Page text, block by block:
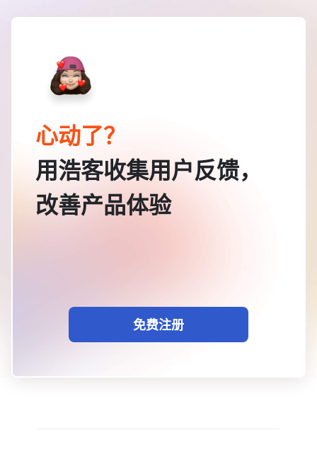
心动了？
用浩客收集用户反馈，
改善产品体验
免费注册